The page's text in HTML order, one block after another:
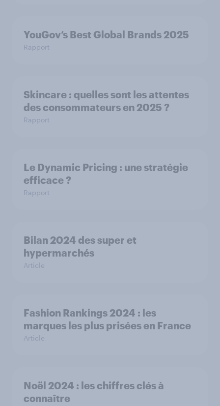
YouGov’s Best Global Brands 2025
Rapport
Skincare : quelles sont les attentes
des consommateurs en 2025 ?
Rapport
Le Dynamic Pricing : une stratégie
efficace ?
Rapport
Bilan 2024 des super et
hypermarchés
Article
Fashion Rankings 2024 : les
marques les plus prisées en France
Article
Noël 2024 : les chiffres clés à
connaître